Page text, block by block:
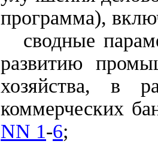
программа),
сводные
развитию
хозяйства, в
коммерческих
NN 1-6;